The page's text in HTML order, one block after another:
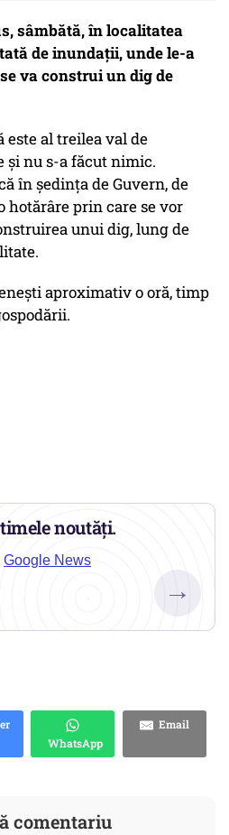
sâmbătă, în localitatea
de inundaţii, unde le-a
va construi un dig de
este al treilea val de
şi nu s-a făcut nimic.
în şedinţa de Guvern, de
hotărâre prin care se vor
unui dig, lung de
aproximativ o oră, timp
noutăți.
Google News
→
WhatsApp
Email
comentariu